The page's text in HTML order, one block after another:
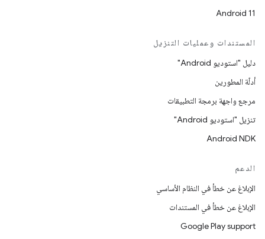
Android 11
المستندات وعمليات التنزيل
دليل "استوديو Android"
أدلّة المطورين
مرجع واجهة برمجة التطبيقات
تنزيل "استوديو Android"
Android NDK
الدعم
الإبلاغ عن خطأ في النظام الأساسي
الإبلاغ عن خطأ في المستندات
Google Play support